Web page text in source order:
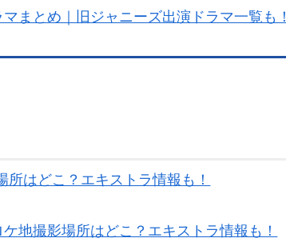
まとめ｜旧ジャニーズ出演ドラマ一覧も！
はどこ？エキストラ情報も！
地撮影場所はどこ？エキストラ情報も！